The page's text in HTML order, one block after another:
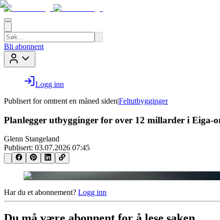
Bli abonnent
Logg inn
Publisert for omtrent en måned siden|Feltutbygginger
Planlegger utbygginger for over 12 millarder i Eiga-
Glenn Stangeland
Publisert: 03.07.2026 07:45
Har du et abonnement? Logg inn